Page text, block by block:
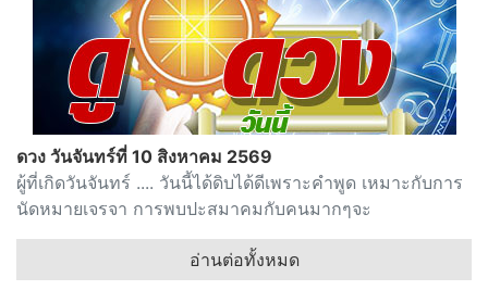
ดวง วันจันทร์ที่ 10 สิงหาคม 2569
ผู้ที่เกิดวันจันทร์ .... วันนี้ได้ดิบได้ดีเพราะคำพูด เหมาะกับการ
นัดหมายเจรจา การพบปะสมาคมกับคนมากๆจะ
อ่านต่อทั้งหมด